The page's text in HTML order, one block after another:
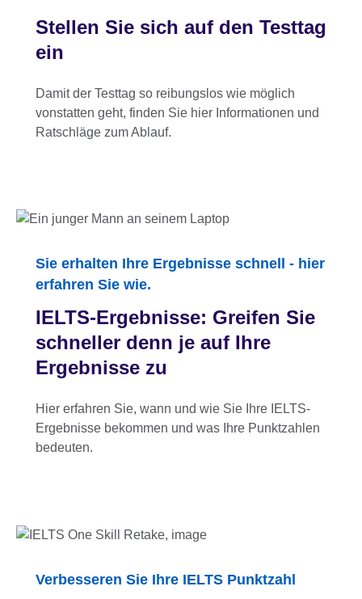
Stellen Sie sich auf den Testtag
ein
Damit der Testtag so reibungslos wie möglich
vonstatten geht, finden Sie hier Informationen und
Ratschläge zum Ablauf.
Sie erhalten Ihre Ergebnisse schnell - hier
erfahren Sie wie.
IELTS-Ergebnisse: Greifen Sie
schneller denn je auf Ihre
Ergebnisse zu
Hier erfahren Sie, wann und wie Sie Ihre IELTS-
Ergebnisse bekommen und was Ihre Punktzahlen
bedeuten.
Verbesseren Sie Ihre IELTS Punktzahl